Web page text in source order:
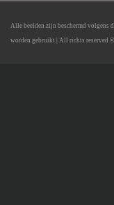
Alle beelden zijn beschermd volgens
worden gebruikt. | All richts reserved